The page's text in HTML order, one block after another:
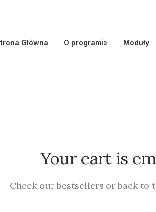
Główna O programie Moduły
Your cart is
Check our bestsellers or back to